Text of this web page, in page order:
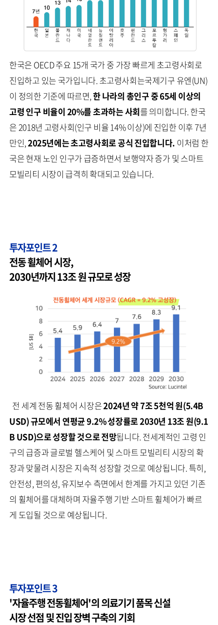
한국은 OECD 주요 15개 국가 중 가장 빠르게 초고령사회로
진입하고 있는 국가입니다. 초고령사회는국제기구 유엔(UN)
이 정의한 기준에 따르면,한 나라의 총인구 중 65세 이상의
고령 인구 비율이 20%를 초과하는 사회를 의미합니다. 한국
은 2018년 고령사회(인구 비율 14% 이상)에 진입한 이후 7년
만인,2025년에는 초고령사회로 공식 진입합니다. 이처럼 한
국은 현재 노인 인구가 급증하면서 보행약자 증가 및 스마트
모빌리티 시장이 급격히 확대되고 있습니다.
투자포인트 2
전동 휠체어 시장,
2030년까지 13조 원 규모로 성장
전 세계 전동 휠체어 시장은2024년 약 7조 5천억 원(5.4B
USD) 규모에서 연평균 9.2% 성장률로 2030년 13조 원(9.1
B USD)으로 성장할 것으로 전망됩니다. 전세계적인 고령 인
구의 급증과 글로벌 헬스케어 및 스마트 모빌리티 시장의 확
장과 맞물려 시장은 지속적 성장할 것으로 예상됩니다. 특히,
안전성, 편의성, 유지보수 측면에서 한계를 가지고 있던 기존
의 휠체어를 대체하며 자율주행 기반 스마트 휠체어가 빠르
게 도입될 것으로 예상됩니다.
투자포인트 3
'자율주행 전동휠체어'의 의료기기 품목 신설
시장 선점 및 진입 장벽 구축의 기회